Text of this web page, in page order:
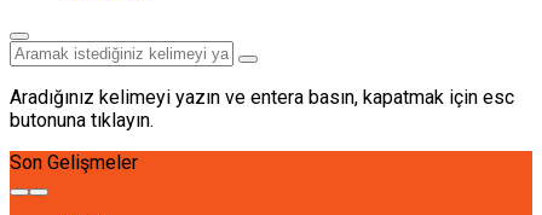
Aradığınız kelimeyi yazın ve entera basın, kapatmak için esc
butonuna tıklayın.
Son Gelişmeler